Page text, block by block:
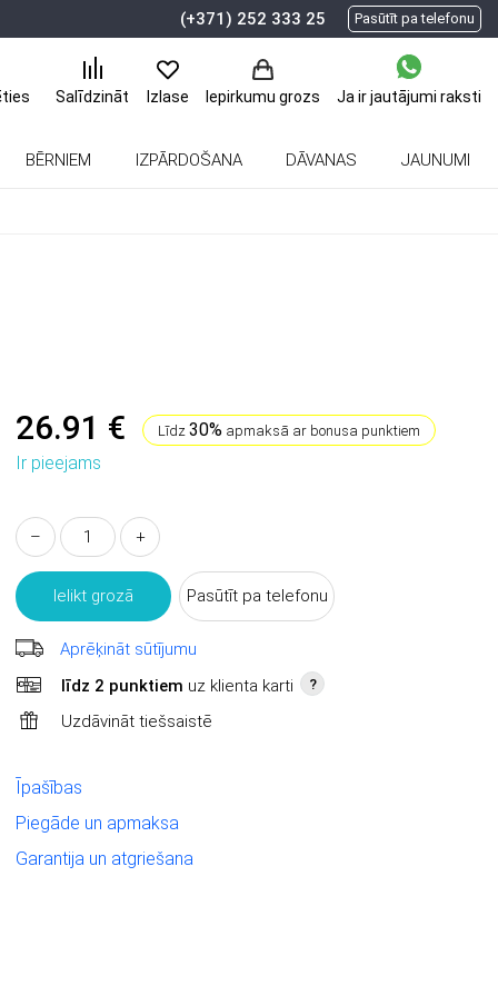
(+371) 252 333 25 Pasūtīt pa telefonu
Salīdzināt Izlase Iepirkumu grozs Ja ir jautājumi raksti
BĒRNIEM IZPĀRDOŠANA DĀVANAS JAUNUMI
26.91 € Līdz30% apmaksā ar bonusa punktiem
Ir pieejams
– +
Ielikt grozā Pasūtīt pa telefonu
Aprēķināt sūtījumu
līdz 2 punktiem uz klienta karti ?
Uzdāvināt tiešsaistē
Īpašības
Piegāde un apmaksa
Garantija un atgriešana